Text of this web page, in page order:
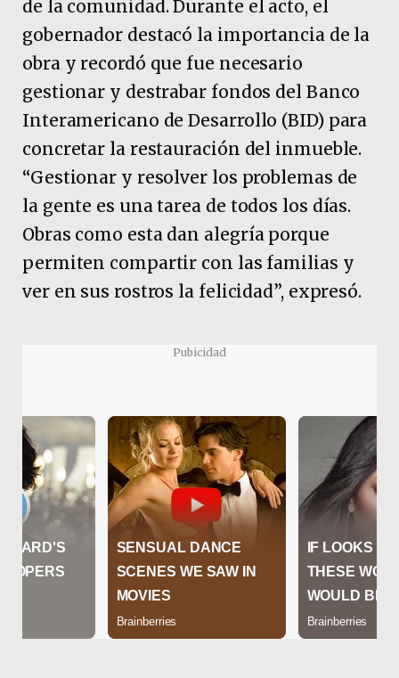
de la comunidad. Durante el acto, el
gobernador destacó la importancia de la
obra y recordó que fue necesario
gestionar y destrabar fondos del Banco
Interamericano de Desarrollo (BID) para
concretar la restauración del inmueble.
“Gestionar y resolver los problemas de
la gente es una tarea de todos los días.
Obras como esta dan alegría porque
permiten compartir con las familias y
ver en sus rostros la felicidad”, expresó.
Pubicidad